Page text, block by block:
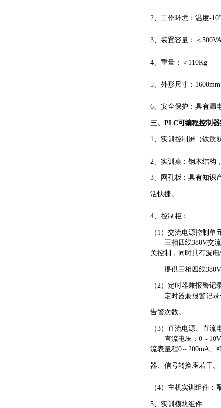
2、工作环境：温度-
3、装置容量：＜500VA
4、重量：＜110Kg
5、外形尺寸：
6、安全保护：具有漏
三、 PLC可编程控制
1、实训控制屏（铁质
2、实训桌：钢木结构
3、网孔板：具有知识
活快捷。
4、控制柜：
（ 1）交流电源控制单
三相四线380V交
关控制，同时具有漏
提供三相四线
（2）定时器兼报警记
定时器兼报警记
告警次数。
（3）直流电源、直流
直流电压： 0～
流表量程0～200mA、
器、信号转换座若干。
（4）主机实训组件：
5、实训模块组件